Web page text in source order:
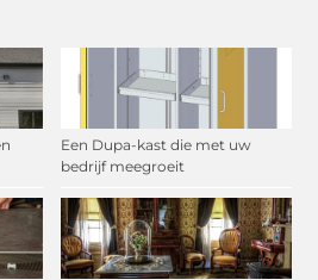
Een Dupa-kast die met uw
bedrijf meegroeit